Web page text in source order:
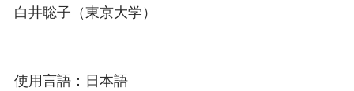
白井聡子（東京大学）
使用言語：日本語